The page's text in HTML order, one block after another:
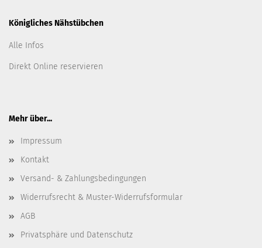
Königliches Nähstübchen
Alle Infos
Direkt Online reservieren
Mehr über...
Impressum
Kontakt
Versand- & Zahlungsbedingungen
Widerrufsrecht & Muster-Widerrufsformular
AGB
Privatsphäre und Datenschutz